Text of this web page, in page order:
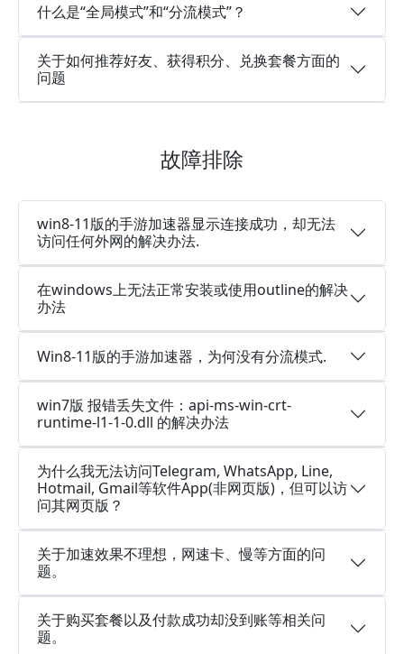
什么是“全局模式”和“分流模式”？
关于如何推荐好友、获得积分、兑换套餐方面的
问题
故障排除
win8-11版的手游加速器显示连接成功，却无法
访问任何外网的解决办法.
在windows上无法正常安装或使用outline的解决
办法
Win8-11版的手游加速器，为何没有分流模式.
win7版 报错丢失文件：api-ms-win-crt-
runtime-l1-1-0.dll 的解决办法
为什么我无法访问Telegram, WhatsApp, Line,
Hotmail, Gmail等软件App(非网页版)，但可以访
问其网页版？
关于加速效果不理想，网速卡、慢等方面的问
题。
关于购买套餐以及付款成功却没到账等相关问
题。